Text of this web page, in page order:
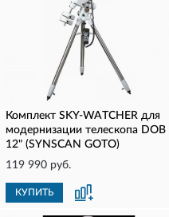
Комплект SKY-WATCHER для
модернизации телескопа DOB
12" (SYNSCAN GOTO)
119 990 руб.
КУПИТЬ